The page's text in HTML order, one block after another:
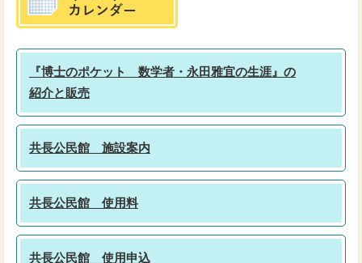
『博士のポケット 数学者・永田雅宜の生涯』の
紹介と販売
共長公民館 施設案内
共長公民館 使用料
共長公民館 使用申込